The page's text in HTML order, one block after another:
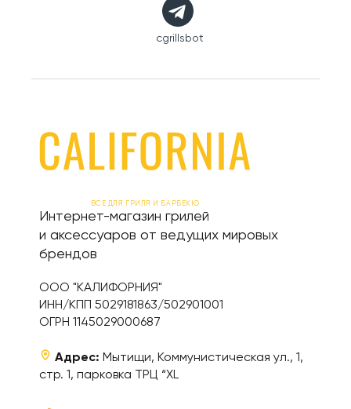
cgrillsbot
ВСЕ ДЛЯ ГРИЛЯ И БАРБЕКЮ
Интернет-магазин грилей
и аксессуаров от ведущих мировых
брендов
ООО "КАЛИФОРНИЯ"
ИНН/КПП 5029181863/502901001
ОГРН 1145029000687
Адрес: Мытищи, Коммунистическая ул., 1,
стр. 1, парковка ТРЦ “XL